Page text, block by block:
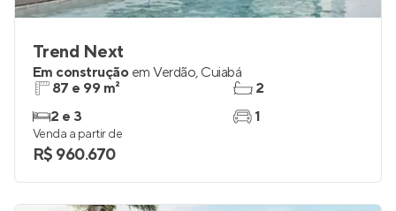
Trend Next
Em construção em Verdão, Cuiabá
87 e 99 m²
2 e 3
2
1
Venda a partir de
R$ 960.670